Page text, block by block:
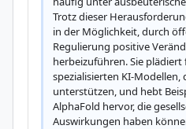
Trotz dieser
in der Möglichkeit, durch
Regulierung positive
herbeizuführen. Sie plädiert
spezialisierten KI-Modellen,
unterstützen, und hebt
AlphaFold hervor, die
Auswirkungen haben